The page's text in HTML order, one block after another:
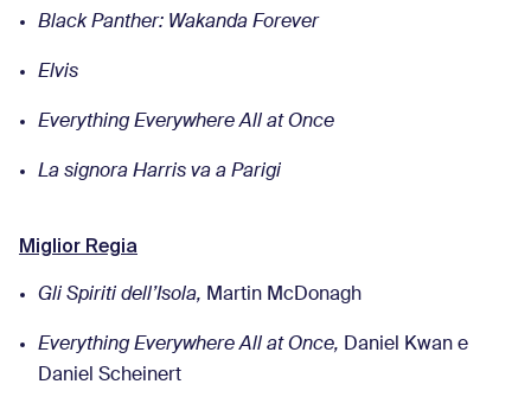
Black Panther: Wakanda Forever
Elvis
Everything Everywhere All at Once
La signora Harris va a Parigi
Miglior Regia
Gli Spiriti dell’Isola, Martin McDonagh
Everything Everywhere All at Once, Daniel Kwan e
Daniel Scheinert